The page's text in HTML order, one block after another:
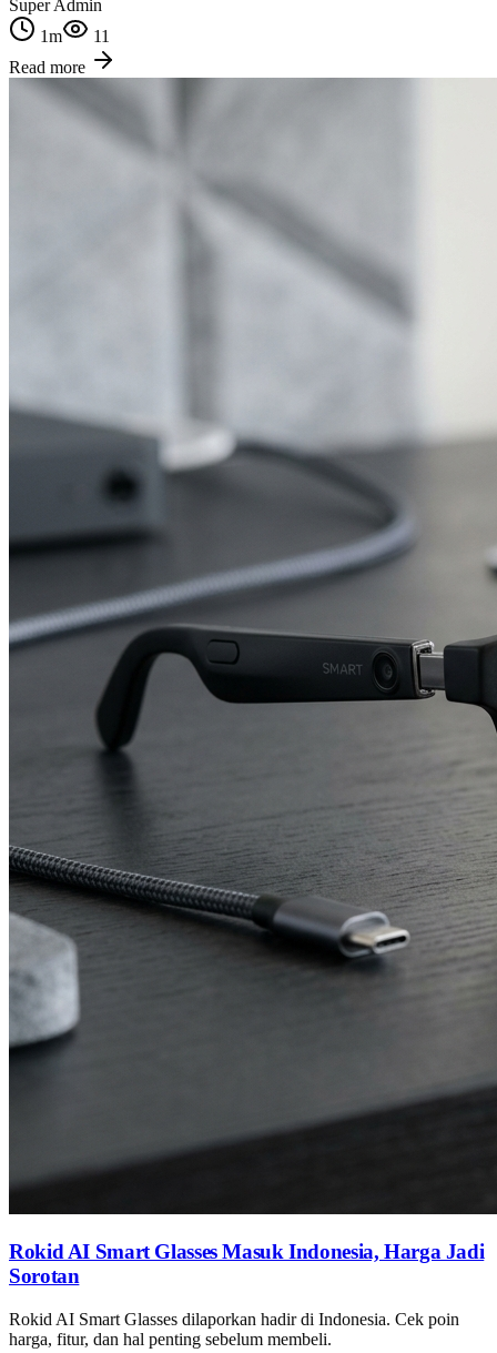
Super Admin
1m
11
Read more
Rokid AI Smart Glasses Masuk Indonesia, Harga Jadi
Sorotan
Rokid AI Smart Glasses dilaporkan hadir di Indonesia. Cek poin
harga, fitur, dan hal penting sebelum membeli.